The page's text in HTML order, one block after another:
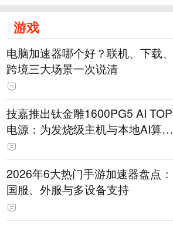
游戏
电脑加速器哪个好？联机、下载、
跨境三大场景一次说清
技嘉推出钛金雕1600PG5 AI TOP
电源：为发烧级主机与本地AI算力
打造旗舰供电方案
2026年6大热门手游加速器盘点：
国服、外服与多设备支持